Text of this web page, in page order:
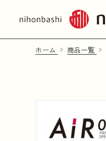
ホーム 商品一覧